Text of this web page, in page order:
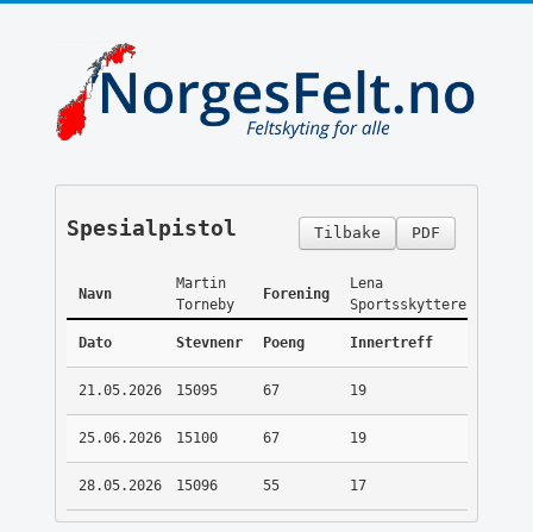
PDF
Tilbake
Spesialpistol
Navn
Martin
Torneby
Forening
Lena
Sportsskyttere
Dato Stevnenr Poeng Innertreff
21.05.2026 15095 67 19
25.06.2026 15100 67 19
28.05.2026 15096 55 17